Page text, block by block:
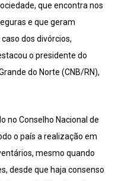
que encontra nos
e que geram
dos divórcios,
o presidente do
do Norte (CNB/RN),
no Conselho Nacional de
o país a realização em
mesmo quando
desde que haja consenso